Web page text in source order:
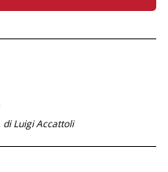
di Luigi Accattoli